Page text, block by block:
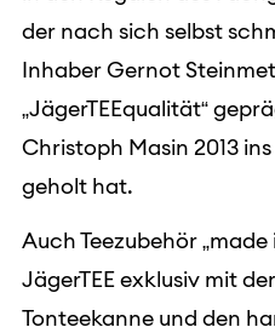
der nach sich selbst
Inhaber Gernot
„JägerTEEqualität“
Christoph Masin 2013
geholt hat.
Auch Teezubehör
JägerTEE exklusiv mit
Tonteekanne und den